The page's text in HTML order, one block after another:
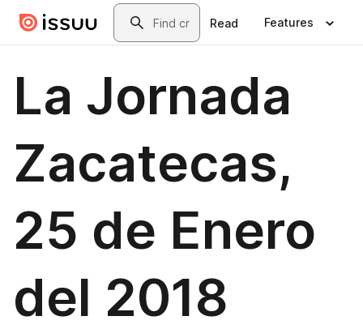
Skip to main contentSearch
Read Features
La Jornada
Zacatecas,
25 de Enero
del 2018